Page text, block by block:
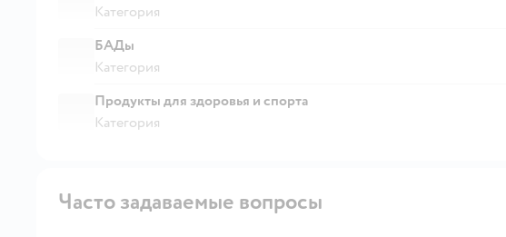
Категория
БАДы
Категория
Продукты для здоровья и спорта
Категория
Часто задаваемые вопросы